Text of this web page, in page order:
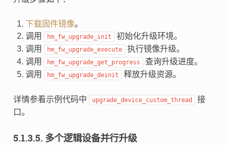
下载固件镜像。
调用
hm_fw_upgrade_init
初始化升级环境。
调用
hm_fw_upgrade_execute
执行镜像升级。
调用
hm_fw_upgrade_get_progress
查询升级进度。
调用
hm_fw_upgrade_deinit 释放升级资源。
详情参看示例代码中 upgrade_device_custom_thread
接
口。
5.1.3.5. 多个逻辑设备并行升级